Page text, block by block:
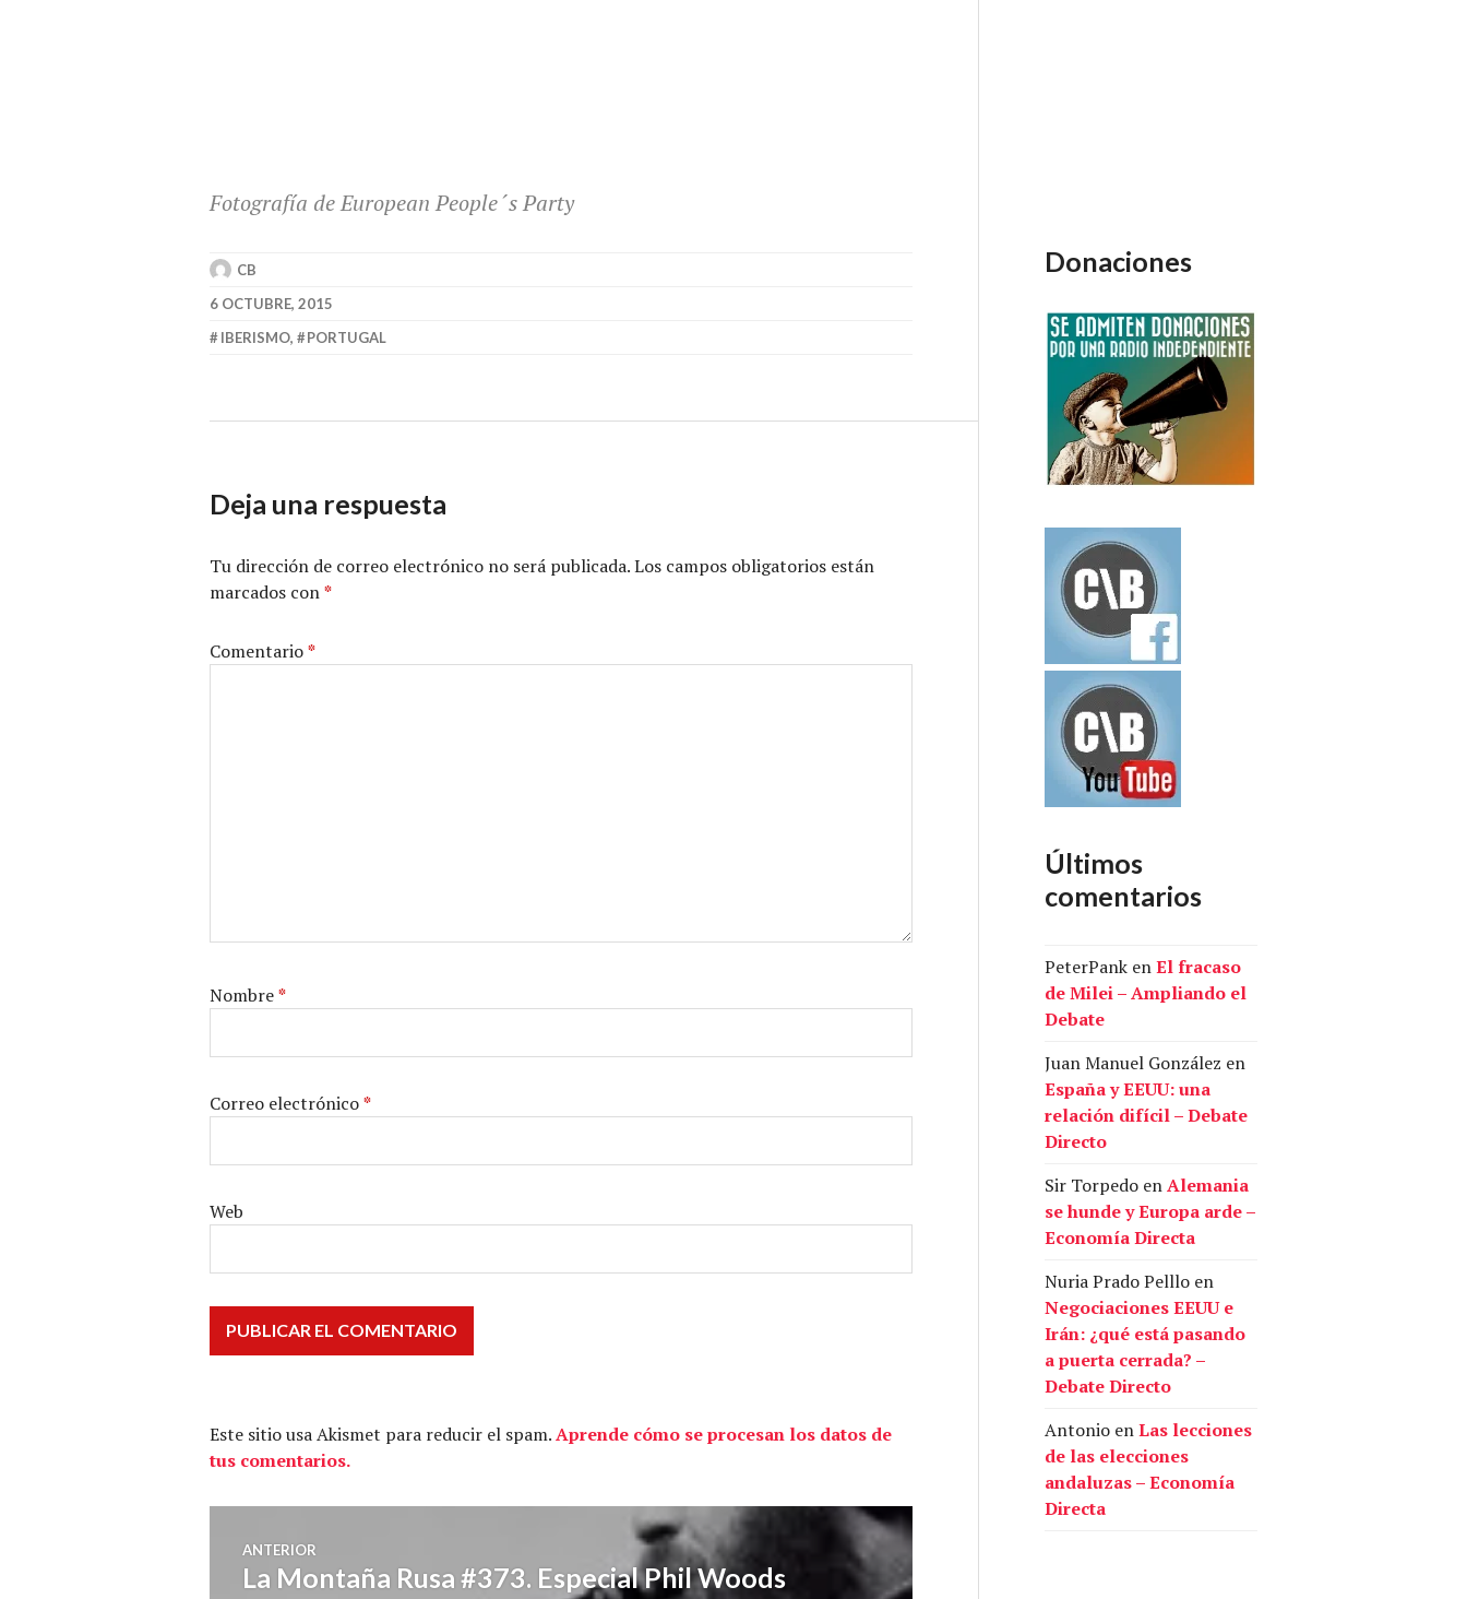
Fotografía de European People´s Party
CB
6 OCTUBRE, 2015
IBERISMO, PORTUGAL
Deja una respuesta
Tu dirección de correo electrónico no será publicada.Los campos obligatorios están
marcados con*
Comentario*
Nombre*
Correo electrónico*
Web
Este sitio usa Akismet para reducir el spam.Aprende cómo se procesan los datos de
tus comentarios.
Navegación
ANTERIOR
Entrada
La Montaña Rusa #373. Especial Phil Woods
Donaciones
Últimos
comentarios
PeterPank enEl fracaso
de Milei – Ampliando el
Debate
Juan Manuel González en
España y EEUU: una
relación difícil – Debate
Directo
Sir Torpedo enAlemania
se hunde y Europa arde –
Economía Directa
Nuria Prado Pelllo en
Negociaciones EEUU e
Irán: ¿qué está pasando
a puerta cerrada? –
Debate Directo
Antonio enLas lecciones
de las elecciones
andaluzas – Economía
Directa